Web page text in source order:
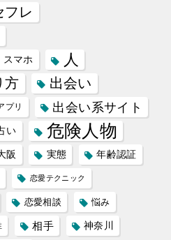
フレ
マホ 人
方 出会い
プリ 出会い系サイト
い 危険人物
阪 実態 年齢認証
恋愛テクニック
恋愛相談 悩み
相手 神奈川